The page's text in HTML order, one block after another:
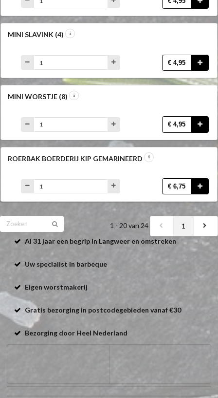
MINI SLAVINK (4)
€ 4,95
MINI WORSTJE (8)
€ 4,95
ROERBAK BOERDERIJ KIP GEMARINEERD
€ 6,75
1 - 20 van 24
1
Al 31 jaar een begrip in Langweer en omstreken
Uw specialist in barbeque
Eigen worstmakerij
Gratis bezorging in postcodegebieden vanaf €30
Bezorging door Heel Nederland